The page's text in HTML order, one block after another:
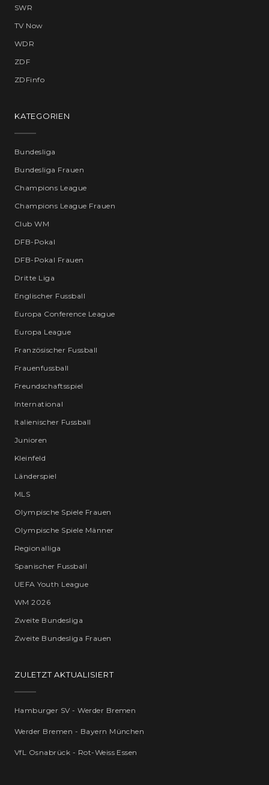
SWR
TV Now
WDR
ZDF
ZDFinfo
KATEGORIEN
Bundesliga
Bundesliga Frauen
Champions League
Champions League Frauen
Club WM
DFB-Pokal
DFB-Pokal Frauen
Dritte Liga
Englischer Fussball
Europa Conference League
Europa League
Französischer Fussball
Frauenfussball
Freundschaftsspiel
International
Italienischer Fussball
Junioren
Kleinfeld
Länderspiel
MLS
Olympische Spiele Frauen
Olympische Spiele Männer
Regionalliga
Spanischer Fussball
UEFA Youth League
WM 2026
Zweite Bundesliga
Zweite Bundesliga Frauen
ZULETZT AKTUALISIERT
Hamburger SV - Werder Bremen
Werder Bremen - Bayern München
VfL Osnabrück - Rot-Weiss Essen